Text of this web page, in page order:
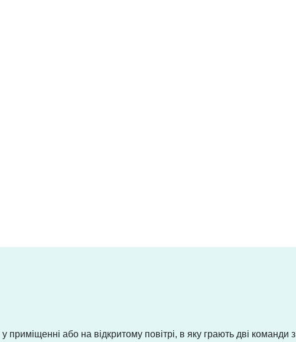
приміщенні або на відкритому повітрі, в яку грають дві команди з